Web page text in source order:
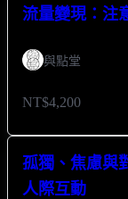
流量變現：注
與點堂
NT$4,200
孤獨、焦慮與
人際互動